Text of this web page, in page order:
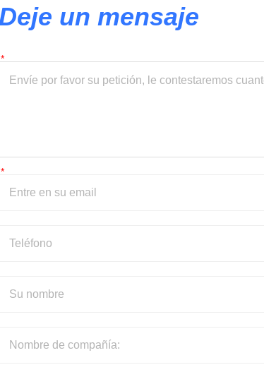
Deje un mensaje